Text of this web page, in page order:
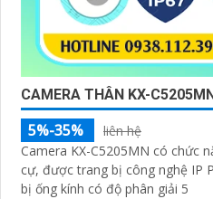
CAMERA THÂN KX-
5%-35%
liên hệ
Camera KX-C5205MN có chức
cự, được trang bị công nghệ IP
bị ống kính có độ phân giải 5